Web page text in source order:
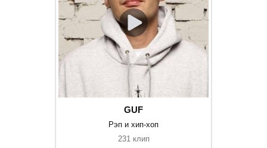
GUF
Рэп и хип-хоп
231 клип